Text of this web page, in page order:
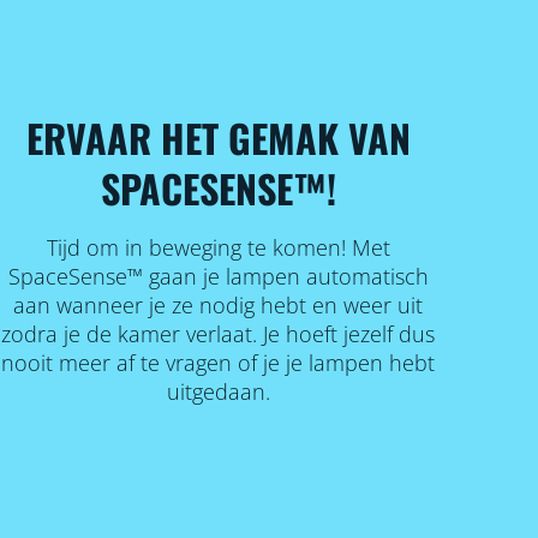
ERVAAR HET GEMAK VAN
SPACESENSE™!
Tijd om in beweging te komen! Met
SpaceSense™ gaan je lampen automatisch
aan wanneer je ze nodig hebt en weer uit
zodra je de kamer verlaat. Je hoeft jezelf dus
nooit meer af te vragen of je je lampen hebt
uitgedaan.